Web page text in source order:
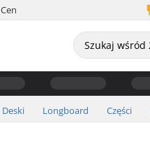
Deski Longboard Części